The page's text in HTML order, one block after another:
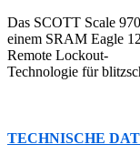
Das SCOTT Scale
einem SRAM Eagle
Remote Lockout-
Technologie für
TECHNISCHE